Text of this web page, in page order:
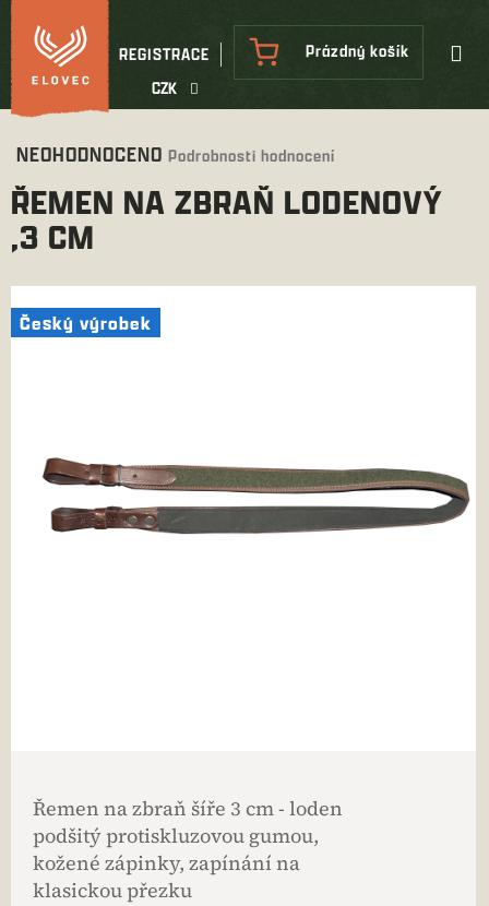
Přejít
na
obsah
CZK
REGISTRACE
NÁKUPNÍ
KOŠÍK
Prázdný košík
Průměrné
produktu
je
0,0
hvězdiček.
NEOHODNOCENO Podrobnosti hodnocení
ŘEMEN NA ZBRAŇ LODENOVÝ
,3 CM
Český výrobek
Český výrobek
Řemen na zbraň šíře 3 cm - loden
podšitý protiskluzovou gumou,
kožené zápinky, zapínání na
klasickou přezku